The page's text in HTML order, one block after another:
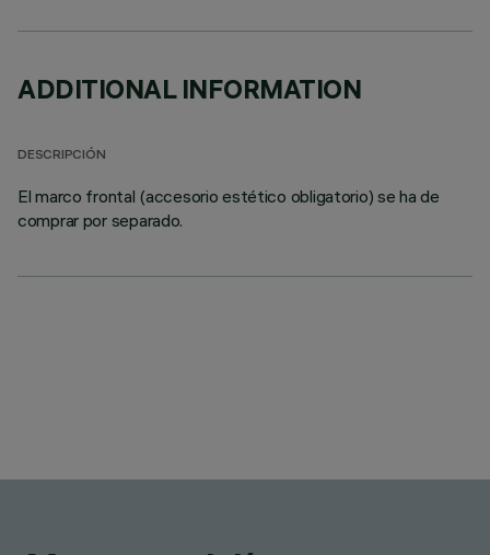
ADDITIONAL INFORMATION
DESCRIPCIÓN
El marco frontal (accesorio estético obligatorio) se ha de
comprar por separado.